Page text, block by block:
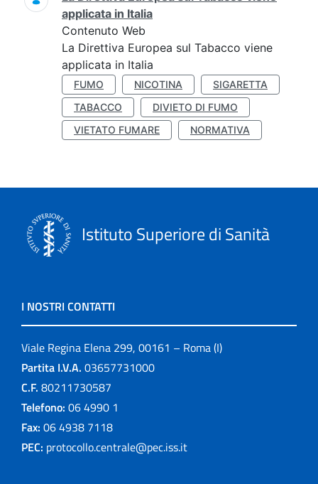
applicata in Italia
Contenuto Web
La Direttiva Europea sul Tabacco viene
applicata in Italia
FUMO NICOTINA
SIGARETTA
TABACCO
DIVIETO DI FUMO
VIETATO FUMARE
NORMATIVA
Istituto Superiore di Sanità
I NOSTRI CONTATTI
Viale Regina Elena 299, 00161 – Roma (I)
Partita I.V.A. 03657731000
C.F. 80211730587
Telefono: 06 4990 1
Fax: 06 4938 7118
PEC: protocollo.centrale@pec.iss.it